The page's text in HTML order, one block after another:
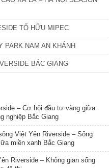
TỐ HỮU MIPEC
PARK NAM AN KHÁNH
BẮC GIANG
– Cơ hội đầu tư vàng giữa
nghiệp Bắc Giang
Việt Yên Riverside – Sống
miền xanh Bắc Giang
Riverside – Không gian sống